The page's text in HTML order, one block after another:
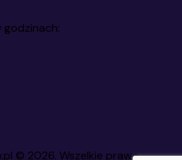
godzinach:
© 2026. Wszelkie prawa